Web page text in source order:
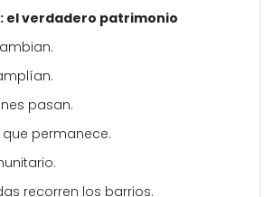
el verdadero patrimonio
pasan.
permanece.
recorren los barrios.